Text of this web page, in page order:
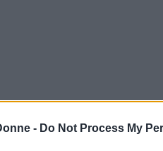
- Do Not Process My